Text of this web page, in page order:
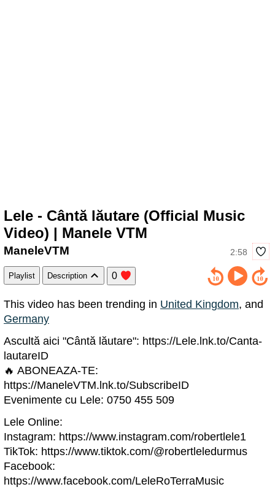
Lele - Cântă lăutare (Official Music
Video) | Manele VTM
2:58
ManeleVTM
Playlist Description 0
This video has been trending in United Kingdom, and
Germany
Ascultă aici "Cântă lăutare": https://Lele.lnk.to/Canta-
lautareID
🔥 ABONEAZA-TE:
https://ManeleVTM.lnk.to/SubscribeID
Evenimente cu Lele: 0750 455 509
Lele Online:
Instagram: https://www.instagram.com/robertlele1
TikTok: https://www.tiktok.com/@robertleledurmus
Facebook:
https://www.facebook.com/LeleRoTerraMusic